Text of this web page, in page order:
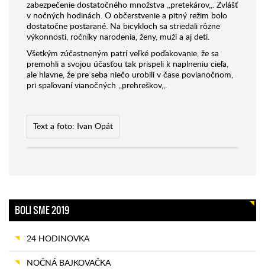
zabezpečenie dostatočného množstva ,,pretekárov,,. Zvlášť
v nočných hodinách. O občerstvenie a pitný režim bolo
dostatočne postarané. Na bicykloch sa striedali rôzne
výkonnosti, ročníky narodenia, ženy, muži a aj deti.
Všetkým zúčastneným patrí veľké poďakovanie, že sa
premohli a svojou účasťou tak prispeli k naplneniu cieľa,
ale hlavne, že pre seba niečo urobili v čase povianočnom,
pri spaľovaní vianočných ,,prehreškov,,.
Text a foto: Ivan Opát
BOLI SME 2019
24 HODINOVKA
NOČNÁ BAJKOVAČKA